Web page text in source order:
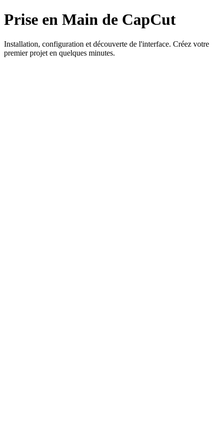
Prise en Main de CapCut
Installation, configuration et découverte de l'interface. Créez votre
premier projet en quelques minutes.